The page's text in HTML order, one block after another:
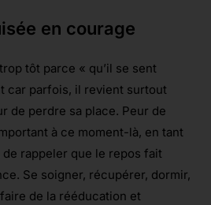
en courage
tôt parce « qu’il se sent
car parfois, il revient surtout
de perdre sa place. Peur de
à ce moment-là, en tant
rappeler que le repos fait
Se soigner, récupérer, dormir,
de la rééducation et